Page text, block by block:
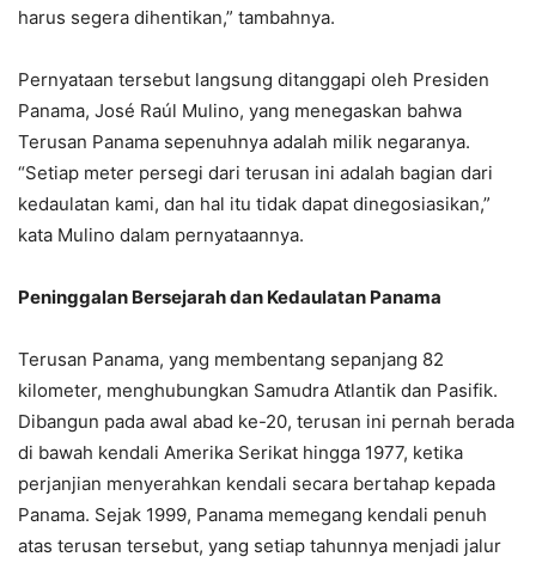
harus segera dihentikan,” tambahnya.
Pernyataan tersebut langsung ditanggapi oleh Presiden
Panama, José Raúl Mulino, yang menegaskan bahwa
Terusan Panama sepenuhnya adalah milik negaranya.
“Setiap meter persegi dari terusan ini adalah bagian dari
kedaulatan kami, dan hal itu tidak dapat dinegosiasikan,”
kata Mulino dalam pernyataannya.
Peninggalan Bersejarah dan Kedaulatan Panama
Terusan Panama, yang membentang sepanjang 82
kilometer, menghubungkan Samudra Atlantik dan Pasifik.
Dibangun pada awal abad ke-20, terusan ini pernah berada
di bawah kendali Amerika Serikat hingga 1977, ketika
perjanjian menyerahkan kendali secara bertahap kepada
Panama. Sejak 1999, Panama memegang kendali penuh
atas terusan tersebut, yang setiap tahunnya menjadi jalur